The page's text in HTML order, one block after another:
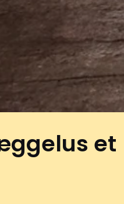
gør det ekstra
bliver
i Rømø
og vi
et